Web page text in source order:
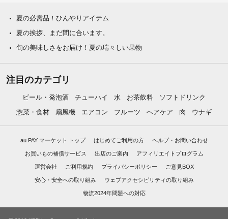
夏の必需品！ひんやりアイテム
夏の挨拶、まだ間に合います。
旬の美味しさをお届け！夏の瑞々しい果物
注目のカテゴリ
ビール・発泡酒 チューハイ 水 お茶飲料
ソフトドリンク
惣菜・食材
扇風機 エアコン フルーツ ヘアケア 肉 ウナギ
au PAY マーケット トップ はじめてご利用の方 ヘルプ・お問い合わせ
お買いもの補償サービス 出店のご案内 アフィリエイトプログラム
運営会社 ご利用規約 プライバシーポリシー ご意見BOX
安心・安全への取り組み ウェブアクセシビリティの取り組み
物流2024年問題への対応